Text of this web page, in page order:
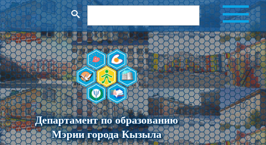
Департамент по образованию
Мэрии города Кызыла